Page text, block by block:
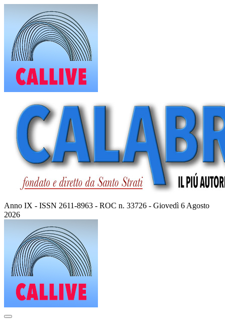
contenuto
Anno IX - ISSN 2611-8963 - ROC n. 33726 - Giovedì 6 Agosto
2026